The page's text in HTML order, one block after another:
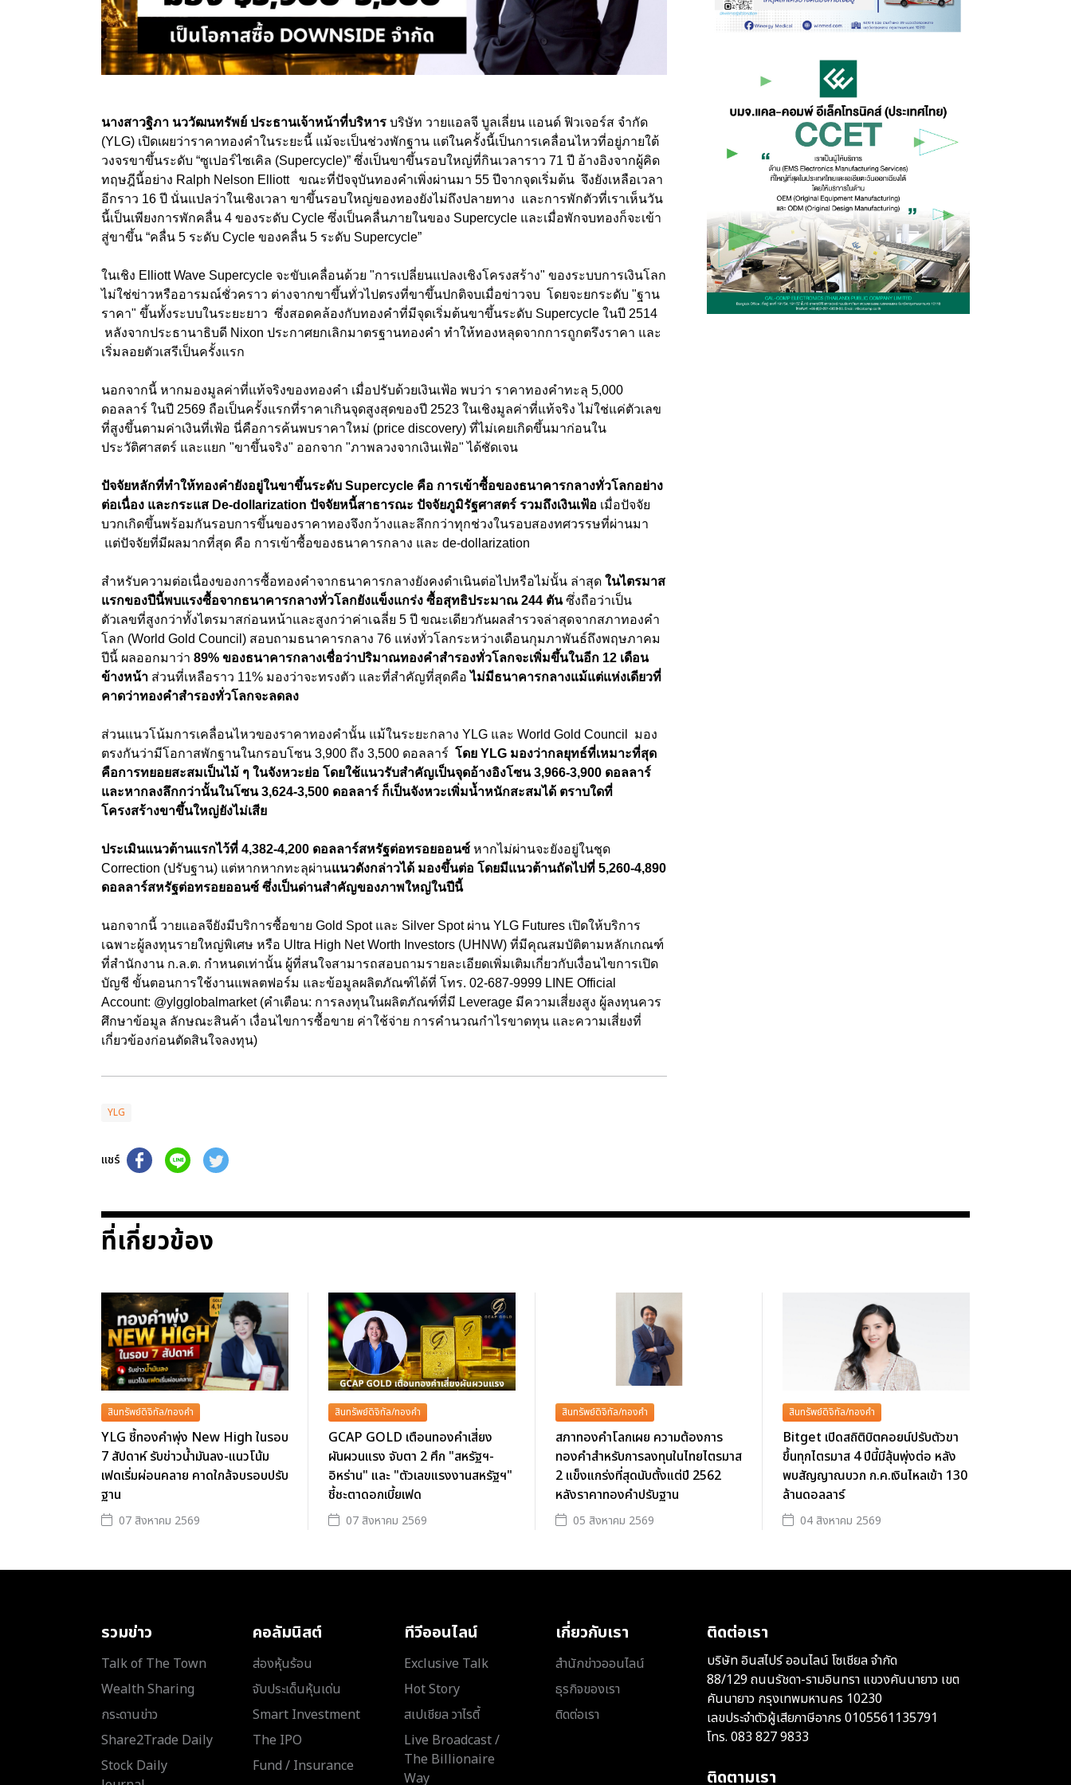
นางสาวฐิภา นววัฒนทรัพย์ ประธานเจ้าหน้าที่บริหาร บริษัท วายแอลจี บูลเลี่ยน เเอนด์ ฟิวเจอร์ส จำกัด
(YLG) เปิดเผยว่าราคาทองคำในระยะนี้ แม้จะเป็นช่วงพักฐาน แต่ในครั้งนี้เป็นการเคลื่อนไหวที่อยู่ภายใต้
วงจรขาขึ้นระดับ “ซูเปอร์ไซเคิล (Supercycle)” ซึ่งเป็นขาขึ้นรอบใหญ่ที่กินเวลาราว 71 ปี อ้างอิงจากผู้คิด
ทฤษฎีนี้อย่าง Ralph Nelson Elliott ขณะที่ปัจจุบันทองคำเพิ่งผ่านมา 55 ปีจากจุดเริ่มต้น จึงยังเหลือเวลา
อีกราว 16 ปี นั่นแปลว่าในเชิงเวลา ขาขึ้นรอบใหญ่ของทองยังไม่ถึงปลายทาง และการพักตัวที่เราเห็นวัน
นี้เป็นเพียงการพักคลื่น 4 ของระดับ Cycle ซึ่งเป็นคลื่นภายในของ Supercycle และเมื่อพักจบทองก็จะเข้า
สู่ขาขึ้น “คลื่น 5 ระดับ Cycle ของคลื่น 5 ระดับ Supercycle”
ในเชิง Elliott Wave Supercycle จะขับเคลื่อนด้วย "การเปลี่ยนแปลงเชิงโครงสร้าง" ของระบบการเงินโลก
ไม่ใช่ข่าวหรืออารมณ์ชั่วคราว ต่างจากขาขึ้นทั่วไปตรงที่ขาขึ้นปกติจบเมื่อข่าวจบ โดยจะยกระดับ "ฐาน
ราคา" ขึ้นทั้งระบบในระยะยาว ซึ่งสอดคล้องกับทองคำที่มีจุดเริ่มต้นขาขึ้นระดับ Supercycle ในปี 2514
หลังจากประธานาธิบดี Nixon ประกาศยกเลิกมาตรฐานทองคำ ทำให้ทองหลุดจากการถูกตรึงราคา และ
เริ่มลอยตัวเสรีเป็นครั้งแรก
นอกจากนี้ หากมองมูลค่าที่แท้จริงของทองคำ เมื่อปรับด้วยเงินเฟ้อ พบว่า ราคาทองคำทะลุ 5,000
ดอลลาร์ ในปี 2569 ถือเป็นครั้งแรกที่ราคาเกินจุดสูงสุดของปี 2523 ในเชิงมูลค่าที่แท้จริง ไม่ใช่แค่ตัวเลข
ที่สูงขึ้นตามค่าเงินที่เฟ้อ นี่คือการค้นพบราคาใหม่ (price discovery) ที่ไม่เคยเกิดขึ้นมาก่อนใน
ประวัติศาสตร์ และแยก "ขาขึ้นจริง" ออกจาก "ภาพลวงจากเงินเฟ้อ" ได้ชัดเจน
ปัจจัยหลักที่ทำให้ทองคำยังอยู่ในขาขึ้นระดับ Supercycle คือ การเข้าซื้อของธนาคารกลางทั่วโลกอย่าง
ต่อเนื่อง และกระแส De-dollarization ปัจจัยหนี้สาธารณะ ปัจจัยภูมิรัฐศาสตร์ รวมถึงเงินเฟ้อ เมื่อปัจจัย
บวกเกิดขึ้นพร้อมกันรอบการขึ้นของราคาทองจึงกว้างและลึกกว่าทุกช่วงในรอบสองทศวรรษที่ผ่านมา
แต่ปัจจัยที่มีผลมากที่สุด คือ การเข้าซื้อของธนาคารกลาง และ de-dollarization
สำหรับความต่อเนื่องของการซื้อทองคำจากธนาคารกลางยังคงดำเนินต่อไปหรือไม่นั้น ล่าสุด ในไตรมาส
แรกของปีนี้พบแรงซื้อจากธนาคารกลางทั่วโลกยังแข็งแกร่ง ซื้อสุทธิประมาณ 244 ตันซึ่งถือว่าเป็น
ตัวเลขที่สูงกว่าทั้งไตรมาสก่อนหน้าและสูงกว่าค่าเฉลี่ย 5 ปี ขณะเดียวกันผลสำรวจล่าสุดจากสภาทองคำ
โลก (World Gold Council) สอบถามธนาคารกลาง 76 แห่งทั่วโลกระหว่างเดือนกุมภาพันธ์ถึงพฤษภาคม
ปีนี้ ผลออกมาว่า 89% ของธนาคารกลางเชื่อว่าปริมาณทองคำสำรองทั่วโลกจะเพิ่มขึ้นในอีก 12 เดือน
ข้างหน้า ส่วนที่เหลือราว 11% มองว่าจะทรงตัว และที่สำคัญที่สุดคือไม่มีธนาคารกลางแม้แต่แห่งเดียวที่
คาดว่าทองคำสำรองทั่วโลกจะลดลง
ส่วนแนวโน้มการเคลื่อนไหวของราคาทองคำนั้น แม้ในระยะกลาง YLG และ World Gold Council มอง
ตรงกันว่ามีโอกาสพักฐานในกรอบโซน 3,900 ถึง 3,500 ดอลลาร์ โดย YLG มองว่ากลยุทธ์ที่เหมาะที่สุด
คือการทยอยสะสมเป็นไม้ ๆ ในจังหวะย่อ โดยใช้แนวรับสำคัญเป็นจุดอ้างอิงโซน 3,966-3,900 ดอลลาร์
และหากลงลึกกว่านั้นในโซน 3,624-3,500 ดอลลาร์ ก็เป็นจังหวะเพิ่มน้ำหนักสะสมได้ ตราบใดที่
โครงสร้างขาขึ้นใหญ่ยังไม่เสีย
ประเมินแนวต้านแรกไว้ที่ 4,382-4,200 ดอลลาร์สหรัฐต่อทรอยออนซ์ หากไม่ผ่านจะยังอยู่ในชุด
Correction (ปรับฐาน) แต่หากหากทะลุผ่านแนวดังกล่าวได้ มองขึ้นต่อ โดยมีแนวต้านถัดไปที่ 5,260-4,890
ดอลลาร์สหรัฐต่อทรอยออนซ์ ซึ่งเป็นด่านสำคัญของภาพใหญ่ในปีนี้
นอกจากนี้ วายแอลจียังมีบริการซื้อขาย Gold Spot และ Silver Spot ผ่าน YLG Futures เปิดให้บริการ
เฉพาะผู้ลงทุนรายใหญ่พิเศษ หรือ Ultra High Net Worth Investors (UHNW) ที่มีคุณสมบัติตามหลักเกณฑ์
ที่สำนักงาน ก.ล.ต. กำหนดเท่านั้น ผู้ที่สนใจสามารถสอบถามรายละเอียดเพิ่มเติมเกี่ยวกับเงื่อนไขการเปิด
บัญชี ขั้นตอนการใช้งานแพลตฟอร์ม และข้อมูลผลิตภัณฑ์ได้ที่ โทร. 02-687-9999 LINE Official
Account: @ylgglobalmarket (คำเตือน: การลงทุนในผลิตภัณฑ์ที่มี Leverage มีความเสี่ยงสูง ผู้ลงทุนควร
ศึกษาข้อมูล ลักษณะสินค้า เงื่อนไขการซื้อขาย ค่าใช้จ่าย การคำนวณกำไรขาดทุน และความเสี่ยงที่
เกี่ยวข้องก่อนตัดสินใจลงทุน)
YLG
แชร์
ที่เกี่ยวข้อง
สินทรัพย์ดิจิทัล/ทองคำ
YLG ชี้ทองคำพุ่ง New High ในรอบ
7 สัปดาห์ รับข่าวน้ำมันลง-แนวโน้ม
เฟดเริ่มผ่อนคลาย คาดใกล้จบรอบปรับ
ฐาน
07 สิงหาคม 2569
สินทรัพย์ดิจิทัล/ทองคำ
GCAP GOLD เตือนทองคำเสี่ยง
ผันผวนแรง จับตา 2 ศึก "สหรัฐฯ-
อิหร่าน" และ "ตัวเลขแรงงานสหรัฐฯ"
ชี้ชะตาดอกเบี้ยเฟด
07 สิงหาคม 2569
สินทรัพย์ดิจิทัล/ทองคำ
สภาทองคำโลกเผย ความต้องการ
ทองคำสำหรับการลงทุนในไทยไตรมาส
2 แข็งแกร่งที่สุดนับตั้งแต่ปี 2562
หลังราคาทองคำปรับฐาน
05 สิงหาคม 2569
สินทรัพย์ดิจิทัล/ทองคำ
Bitget เปิดสถิติบิตคอยน์ปรับตัวขา
ขึ้นทุกไตรมาส 4 ปีนี้มีลุ้นพุ่งต่อ หลัง
พบสัญญาณบวก ก.ค.เงินไหลเข้า 130
ล้านดอลลาร์
04 สิงหาคม 2569
รวมข่าว
Talk of The Town
Wealth Sharing
กระดานข่าว
Share2Trade Daily
Stock Daily
คอลัมนิสต์
ส่องหุ้นร้อน
จับประเด็นหุ้นเด่น
Smart Investment
The IPO
Fund / Insurance
ทีวีออนไลน์
Exclusive Talk
Hot Story
สเปเชียล วาไรตี้
Live Broadcast /
The Billionaire
Way
เกี่ยวกับเรา
สำนักข่าวออนไลน์
ธุรกิจของเรา
ติดต่อเรา
ติดต่อเรา
บริษัท อินสไปร์ ออนไลน์ โซเชียล จำกัด
88/129 ถนนรัชดา-รามอินทรา แขวงคันนายาว เขต
คันนายาว กรุงเทพมหานคร 10230
เลขประจำตัวผู้เสียภาษีอากร 0105561135791
โทร. 083 827 9833
ติดตามเรา